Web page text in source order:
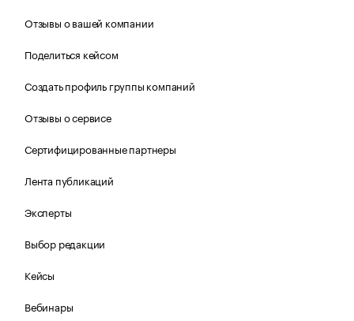
Отзывы о вашей компании
Поделиться кейсом
Создать профиль группы компаний
Отзывы о сервисе
Сертифицированные партнеры
Лента публикаций
Эксперты
Выбор редакции
Кейсы
Вебинары